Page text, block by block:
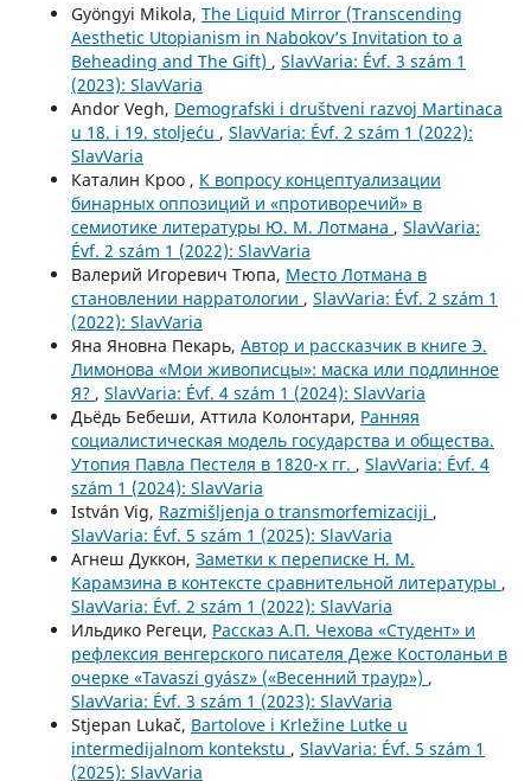
Gyöngyi Mikola, The Liquid Mirror (Transcending
Aesthetic Utopianism in Nabokov’s Invitation to a
Beheading and The Gift) , SlavVaria: Évf. 3 szám 1
(2023): SlavVaria
Andor Vegh, Demografski i društveni razvoj Martinaca
u 18. i 19. stoljeću , SlavVaria: Évf. 2 szám 1 (2022):
SlavVaria
Каталин Кроо , К вопросу концептуализации
бинарных оппозиций и «противоречий» в
семиотике литературы Ю. М. Лотмана , SlavVaria:
Évf. 2 szám 1 (2022): SlavVaria
Валерий Игоревич Тюпа, Место Лотмана в
становлении нарратологии , SlavVaria: Évf. 2 szám 1
(2022): SlavVaria
Яна Яновна Пекарь, Автор и рассказчик в книге Э.
Лимонова «Мои живописцы»: маска или подлинное
Я? , SlavVaria: Évf. 4 szám 1 (2024): SlavVaria
Дьёдь Бебеши, Аттила Колонтари, Ранняя
социалистическая модель государства и общества.
Утопия Павла Пестеля в 1820-х гг. , SlavVaria: Évf. 4
szám 1 (2024): SlavVaria
István Vig, Razmišljenja o transmorfemizaciji ,
SlavVaria: Évf. 5 szám 1 (2025): SlavVaria
Агнеш Дуккон, Заметки к переписке Н. М.
Карамзина в контексте сравнительной литературы ,
SlavVaria: Évf. 2 szám 1 (2022): SlavVaria
Ильдико Регеци, Рассказ А.П. Чехова «Студент» и
рефлексия венгерского писателя Деже Костоланьи в
очерке «Tavaszi gyász» («Весенний траур») ,
SlavVaria: Évf. 3 szám 1 (2023): SlavVaria
Stjepan Lukač, Bartolove i Krležine Lutke u
intermedijalnom kontekstu , SlavVaria: Évf. 5 szám 1
(2025): SlavVaria